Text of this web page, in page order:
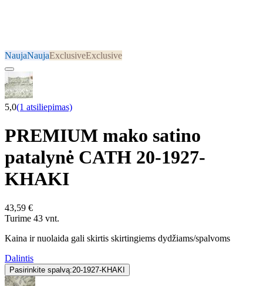
NaujaNaujaExclusiveExclusive
5,0(1 atsiliepimas)
PREMIUM mako satino
patalynė CATH 20-1927-
KHAKI
43,59 €
Turime 43 vnt.
Kaina ir nuolaida gali skirtis skirtingiems dydžiams/spalvoms
Dalintis
Pasirinkite spalvą:20-1927-KHAKI